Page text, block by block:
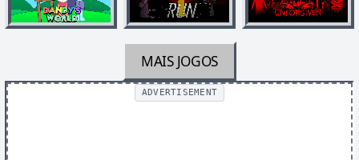
MAIS JOGOS
ADVERTISEMENT